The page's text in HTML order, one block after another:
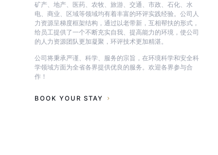
矿产、地产、医药、农牧、旅游、交通、市政、石化、水
电、商业、区域等领域均有着丰富的环评实践经验。公司人
力资源呈梯度框架结构，通过以老带新，互相帮扶的形式，
给员工提供了一个不断充实自我、提高能力的环境，使公司
的人力资源团队更加凝聚，环评技术更加精湛。
公司将秉承严谨、科学、服务的宗旨，在环境科学和安全科
学领域方面为全省各界提供优良的服务。欢迎各界参与合
作！
BOOK YOUR STAY